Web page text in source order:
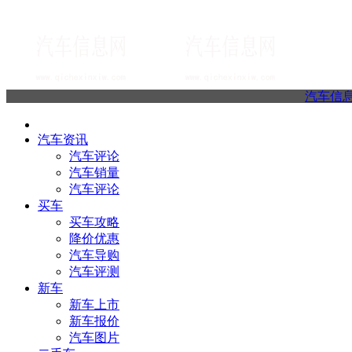
汽车信
汽车资讯
汽车评论
汽车销量
汽车评论
买车
买车攻略
降价优惠
汽车导购
汽车评测
新车
新车上市
新车报价
汽车图片